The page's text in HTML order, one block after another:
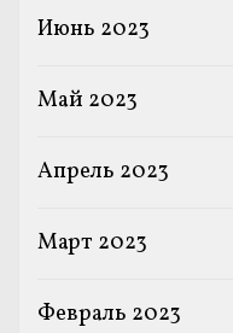
Июнь 2023
Май 2023
Апрель 2023
Март 2023
Февраль 2023